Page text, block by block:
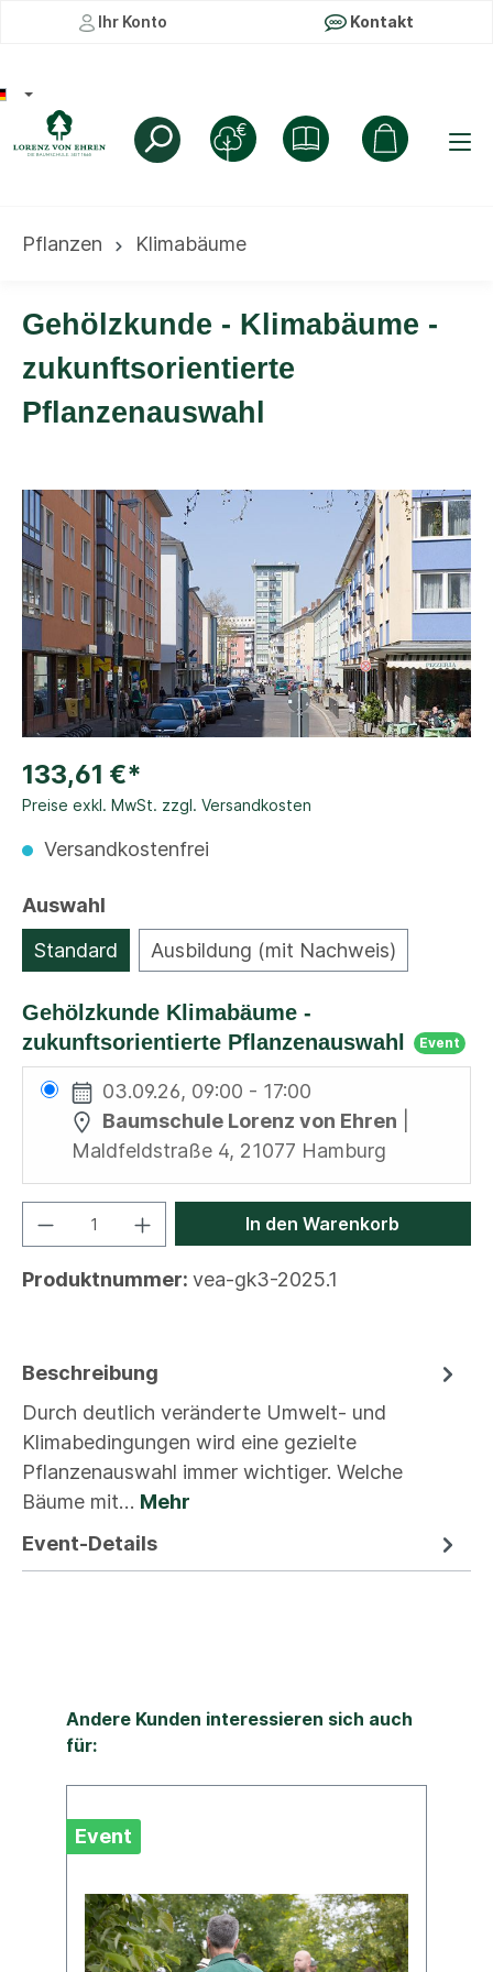
Ihr Konto Kontakt
Pflanzen Klimabäume
Gehölzkunde - Klimabäume -
zukunftsorientierte
Pflanzenauswahl
133,61 €*
Preise exkl. MwSt. zzgl. Versandkosten
Versandkostenfrei
Auswahl
Standard
Ausbildung (mit Nachweis)
Gehölzkunde Klimabäume -
zukunftsorientierte Pflanzenauswahl
Event
03.09.26, 09:00 - 17:00
Baumschule Lorenz von Ehren
Maldfeldstraße 4, 21077 Hamburg
In den Warenkorb
Produktnummer: vea-gk3-2025.1
Beschreibung
Durch deutlich veränderte Umwelt- und
Klimabedingungen wird eine gezielte
Pflanzenauswahl immer wichtiger. Welche
Bäume mit… Mehr
Event-Details
Andere Kunden interessieren sich auch
für:
Event